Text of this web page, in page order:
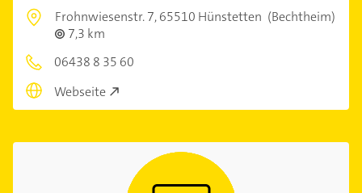
Frohnwiesenstr. 7,65510 Hünstetten (Bechtheim)
7,3 km
06438 8 35 60
Webseite